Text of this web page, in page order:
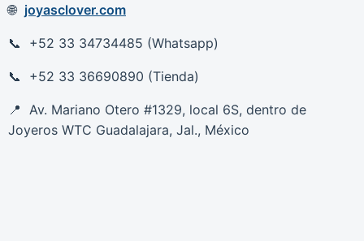
joyasclover.com
+52 33 34734485 (Whatsapp)
+52 33 36690890 (Tienda)
Av. Mariano Otero #1329, local 6S, dentro de
Joyeros WTC Guadalajara, Jal., México